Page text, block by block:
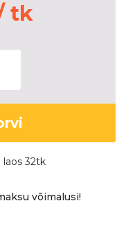
tk
32tk
võimalusi!